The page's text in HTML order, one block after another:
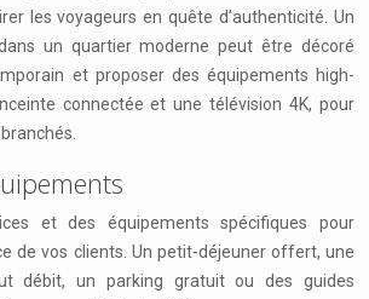
les voyageurs en quête d’authenticité. Un
un quartier moderne peut être décoré
et proposer des équipements high-
connectée et une télévision 4K, pour
et des équipements spécifiques pour
de vos clients. Un petit-déjeuner offert, une
débit, un parking gratuit ou des guides